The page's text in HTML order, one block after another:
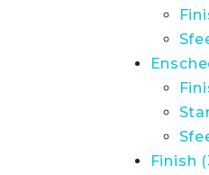
Finish